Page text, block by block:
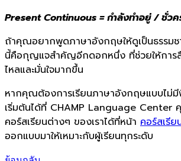
Present Continuous = กำลังทำอยู่ / ชั่วค
ถ้าคุณอยากพูดภาษาอังกฤษให้ดูเป็นธรรม
นี้คือกุญแจสำคัญอีกดอกหนึ่ง ที่ช่วยให้การ
ไหลและมั่นใจมากขึ้น
หากคุณต้องการเรียนภาษาอังกฤษแบบไม่มี
เริ่มต้นได้ที่ CHAMP Language Center
คอร์สเรียนต่างๆ ของเราได้ที่หน้า คอร์สเรีย
ออกแบบมาให้เหมาะกับผู้เรียนทุกระดับ